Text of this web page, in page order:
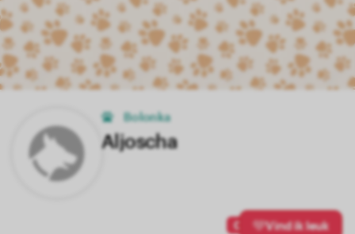
Bolonka
Aljoscha
0 Vind ik leuk